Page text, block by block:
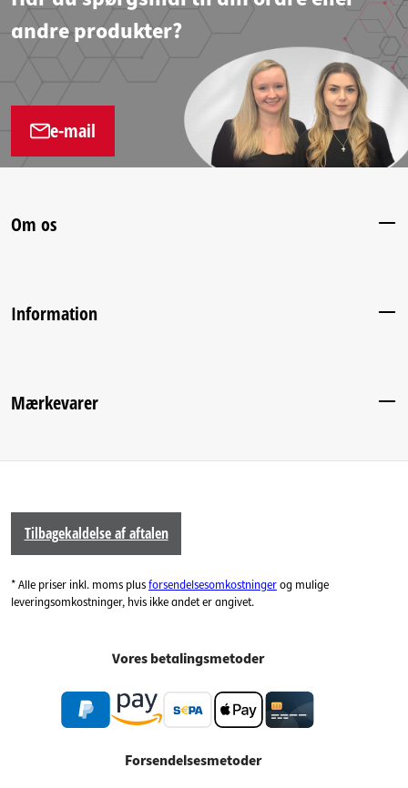
andre produkter?
e-mail
Om os
Information
Mærkevarer
Tilbagekaldelse af aftalen
* Alle priser inkl. moms plusforsendelsesomkostningerog mulige
leveringsomkostninger, hvis ikke andet er angivet.
Vores betalingsmetoder
Forsendelsesmetoder